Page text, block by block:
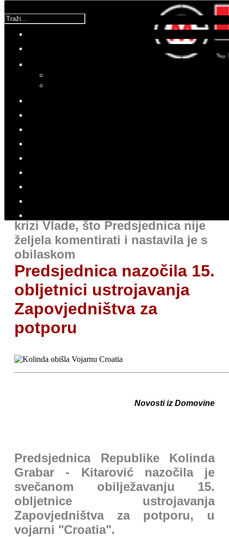
Traži...
Novosti Iz Domovine
Kategorija:
Molimo ocijenite
Usred obilaska vojarne "Croatia" i
pregleda naoružanja, novinari
Predsjednicu tražili komentar o
krizi Vlade, što Predsjednica nije
željela komentirati i nastavila je s
obilaskom
Predsjednica nazočila 15.
obljetnici ustrojavanja
Zapovjedništva za
potporu
Novosti iz Domovine
Predsjednica Republike Kolinda
Grabar - Kitarović nazočila je
svečanom obilježavanju 15.
obljetnice ustrojavanja
Zapovjedništva za potporu, u
vojarni "Croatia".